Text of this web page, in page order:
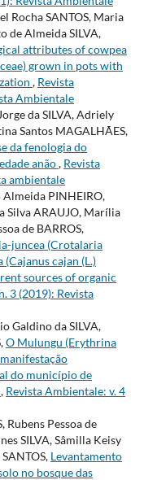
Rocha SANTOS, Maria
de Almeida SILVA,
attributes of cowpea
grown in pots with
, Revista
Ambientale
da SILVA, Adriely
Santos MAGALHÃES,
da fenologia do
anão, Revista
ambientale
Almeida PINHEIRO,
Silva ARAUJO, Marília
de BARROS,
juncea (Crotalaria
(Cajanus cajan (L.)
sources of organic
3 (2019): Revista
Galdino da SILVA,
O Mulungu (Erythrina
do município de
, Revista Ambientale: v. 4
Rubens Pessoa de
SILVA, Sâmilla Keisy
Levantamento
no bosque das